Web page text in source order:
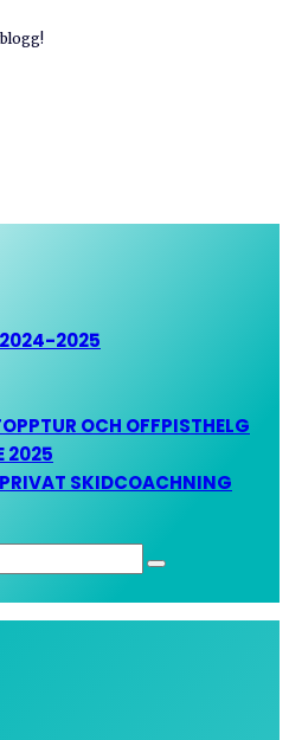
2024-2025
OCH OFFPISTHELG
2025
SKIDCOACHNING